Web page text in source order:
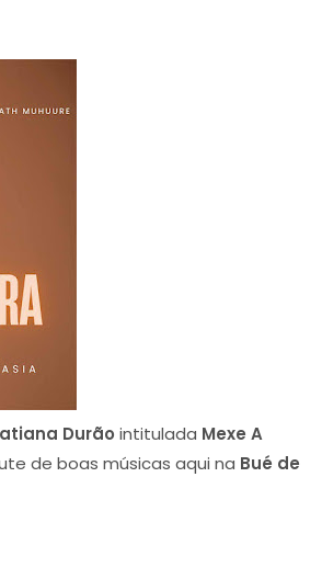
Durão intitulada Mexe A
de boas músicas aqui na Bué de